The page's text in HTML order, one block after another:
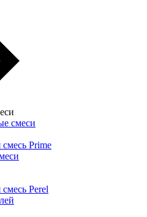
смеси
смесь Prime
Perel